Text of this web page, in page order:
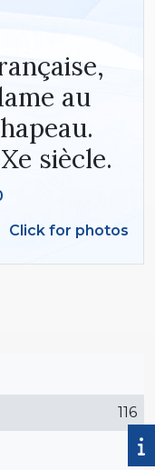
au
siècle.
Click for photos
116